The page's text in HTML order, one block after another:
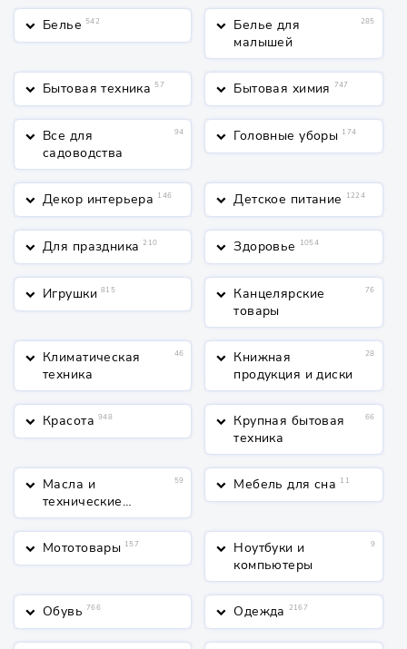
keyboard_arrow_down Белье 542 keyboard_arrow_down Белье для
малышей
285
keyboard_arrow_down Бытовая техника 57 keyboard_arrow_down Бытовая химия 747
keyboard_arrow_down Все для
садоводства
94 keyboard_arrow_down Головные уборы 174
keyboard_arrow_down Декор интерьера 146 keyboard_arrow_down Детское питание 1224
keyboard_arrow_down Для праздника 210 keyboard_arrow_down Здоровье 1054
keyboard_arrow_down Игрушки 815 keyboard_arrow_down Канцелярские
товары
76
keyboard_arrow_down Климатическая
техника
46 keyboard_arrow_down Книжная
продукция и диски
28
keyboard_arrow_down Красота 948 keyboard_arrow_down Крупная бытовая
техника
66
keyboard_arrow_down Масла и
технические
жидкости
59 keyboard_arrow_down Мебель для сна 11
keyboard_arrow_down Мототовары 157 keyboard_arrow_down Ноутбуки и
компьютеры
9
keyboard_arrow_down Обувь 766 keyboard_arrow_down Одежда 2167